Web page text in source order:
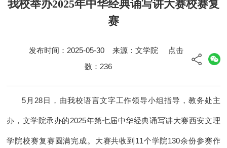
我校举办2025年中华经典诵写讲大赛校赛复
赛
发布时间：2025-05-30 来源：文学院 点击
数： 236
5月28日，由我校语言文字工作领导小组指导，教务处主
办，文学院承办的2025年第七届中华经典诵写讲大赛西安文理
学院校赛复赛圆满完成。大赛共收到11个学院130余份参赛作